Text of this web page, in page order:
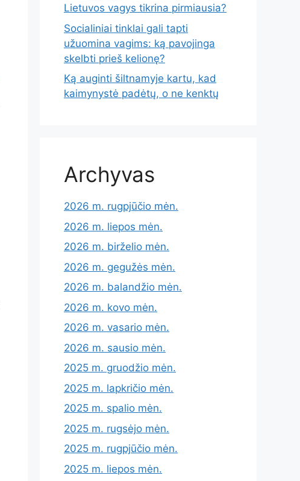
Lietuvos vagys tikrina pirmiausia?
Socialiniai tinklai gali tapti
užuomina vagims: ką pavojinga
skelbti prieš kelionę?
Ką auginti šiltnamyje kartu, kad
kaimynystė padėtų, o ne kenktų
Archyvas
2026 m. rugpjūčio mėn.
2026 m. liepos mėn.
2026 m. birželio mėn.
2026 m. gegužės mėn.
2026 m. balandžio mėn.
2026 m. kovo mėn.
2026 m. vasario mėn.
2026 m. sausio mėn.
2025 m. gruodžio mėn.
2025 m. lapkričio mėn.
2025 m. spalio mėn.
2025 m. rugsėjo mėn.
2025 m. rugpjūčio mėn.
2025 m. liepos mėn.